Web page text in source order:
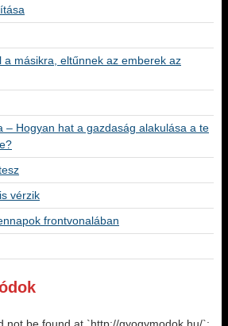
a másikra, eltűnnek az emberek az
– Hogyan hat a gazdaság alakulása a te
vérzik
frontvonalában